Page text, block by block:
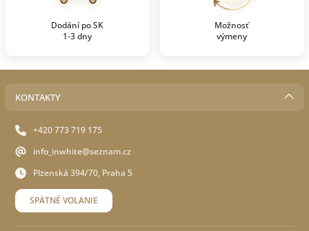
Dodání po SK
1-3 dny
Možnosť
výmeny
KONTAKTY
+420 773 719 175
info_inwhite@seznam.cz
Plzenská 394/70, Praha 5
SPÄTNÉ VOLANIE